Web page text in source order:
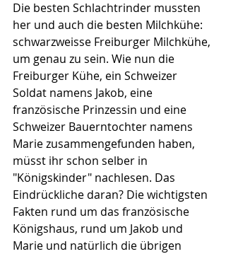
Die besten Schlachtrinder mussten
her und auch die besten Milchkühe:
schwarzweisse Freiburger Milchkühe,
um genau zu sein. Wie nun die
Freiburger Kühe, ein Schweizer
Soldat namens Jakob, eine
französische Prinzessin und eine
Schweizer Bauerntochter namens
Marie zusammengefunden haben,
müsst ihr schon selber in
"Königskinder" nachlesen. Das
Eindrückliche daran? Die wichtigsten
Fakten rund um das französische
Königshaus, rund um Jakob und
Marie und natürlich die übrigen